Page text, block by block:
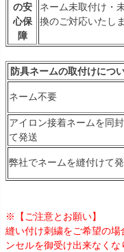
の安
心保
障
ネーム未取付け・
換のご対応いたしま
防具ネームの取付けにつ
ネーム不要
アイロン接着ネームを同
て発送
弊社でネームを縫付けて
※【ご注意とお願い】
縫い付け刺繍をご希望の
ンセルを御受け出来なくな